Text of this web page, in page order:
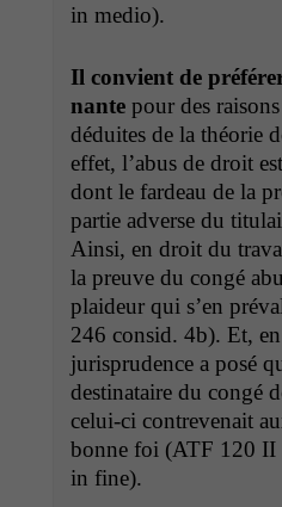
in medio).
Il con­vient de
nante pour des
déduites de la théorie
effet, l’abus de droit
dont le fardeau de la
par­tie adverse du
Ain­si, en droit du
la preuve du con­gé
plaideur qui s’en
246 con­sid. 4b). Et,
jurispru­dence a posé
des­ti­nataire du con­gé
celui-ci con­treve­nait
bonne foi (ATF 120 II
in fine).